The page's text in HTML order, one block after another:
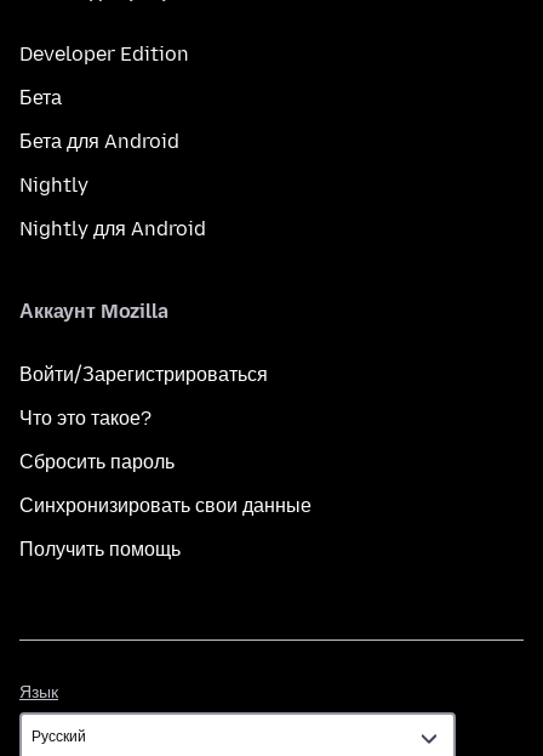
Developer Edition
Бета
Бета для Android
Nightly
Nightly для Android
Аккаунт Mozilla
Войти/Зарегистрироваться
Что это такое?
Сбросить пароль
Синхронизировать свои данные
Получить помощь
Язык